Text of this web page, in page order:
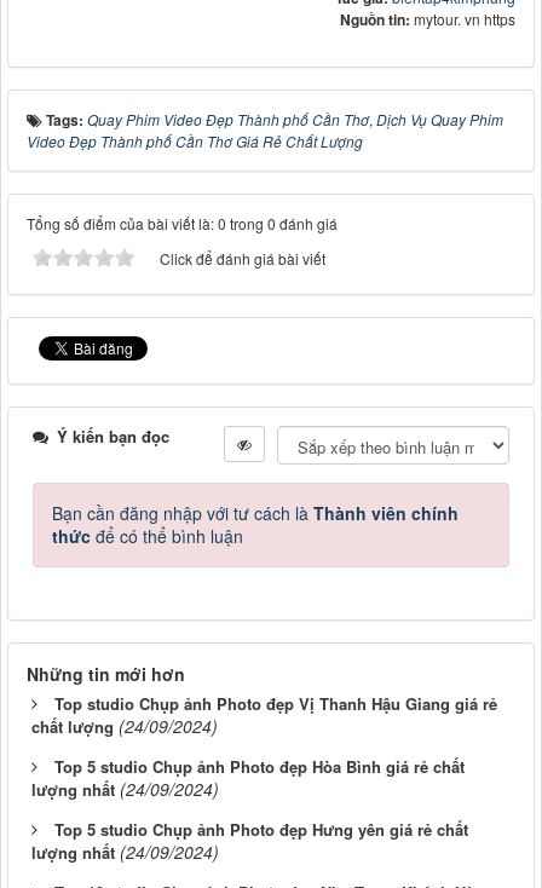
Nguồn tin: mytour. vn https
Tags: Quay Phim Video Đẹp Thành phố Cần Thơ, Dịch Vụ Quay Phim
Video Đẹp Thành phố Cần Thơ Giá Rẻ Chất Lượng
Tổng số điểm của bài viết là: 0 trong 0 đánh giá
Click để đánh giá bài viết
Ý kiến bạn đọc
Bạn cần đăng nhập với tư cách là Thành viên chính
thức để có thể bình luận
Những tin mới hơn
Top studio Chụp ảnh Photo đẹp Vị Thanh Hậu Giang giá rẻ
chất lượng (24/09/2024)
Top 5 studio Chụp ảnh Photo đẹp Hòa Bình giá rẻ chất
lượng nhất (24/09/2024)
Top 5 studio Chụp ảnh Photo đẹp Hưng yên giá rẻ chất
lượng nhất (24/09/2024)